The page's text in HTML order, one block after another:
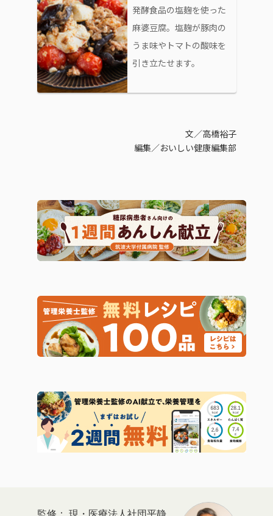
発酵食品の塩麹を使った
麻婆豆腐。塩麹が豚肉の
うま味やトマトの酸味を
引き立たせます。
文／高橋裕子
編集／おいしい健康編集部
現・医療法人社団平静